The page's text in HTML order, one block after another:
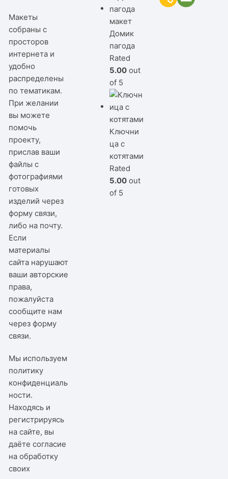
Макеты
собраны с
просторов
интернета и
удобно
распределены
по тематикам.
При желании
вы можете
помочь
проекту,
прислав ваши
файлы с
фотографиями
готовых
изделий через
форму связи,
либо на почту.
Если
материалы
сайта нарушают
ваши авторские
права,
пожалуйста
сообщите нам
черезформу
связи.
Мы используем
политику
конфиденциаль
ности.
Находясь и
регистрируясь
на сайте, вы
даёте согласие
на обработку
своих
Домик
пагода
Rated
5.00 out
of 5
Ключни
ца с
котятами
Rated
5.00 out
of 5